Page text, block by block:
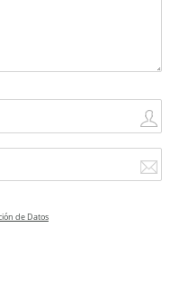
de Datos